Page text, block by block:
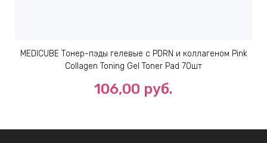
MEDICUBE Тонер-пэды гелевые с PDRN и коллагеном Pink
Collagen Toning Gel Toner Pad 70шт
106,00 руб.